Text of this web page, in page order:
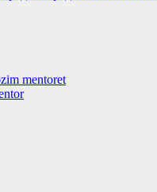
mentoret